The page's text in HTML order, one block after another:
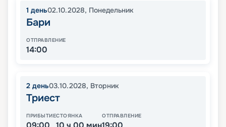
1 день02.10.2028, Понедельник
Бари
ОТПРАВЛЕНИЕ
14:00
2 день03.10.2028, Вторник
Триест
ПРИБЫТИЕСТОЯНКА ОТПРАВЛЕНИЕ